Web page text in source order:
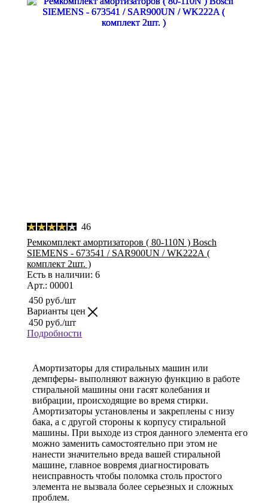
46
Ремкомплект амортизаторов ( 80-110N ) Bosch
SIEMENS - 673541 / SAR900UN / WK222A (
комплект 2шт. )
Есть в наличии: 6
Арт.: 00001
450 руб./шт
Варианты цен
450 руб./шт
Подробности
Амортизаторы для стиральных машин или
демпферы- выполняют важную функцию в работе
стиральной машины они гасят колебания и
вибрации, происходящие во время стирки.
Амортизаторы установлены и закреплены с низу
бака, а с другой стороны к корпусу стиральной
машины. При выходе из строя данного элемента его
можно заменить самостоятельно при этом не
нанести значительно вреда вашей стиральной
машине, главное вовремя диагностировать
неисправность чтобы поломка столь простого
элемента не вызвала более серьезных и сложных
проблем.